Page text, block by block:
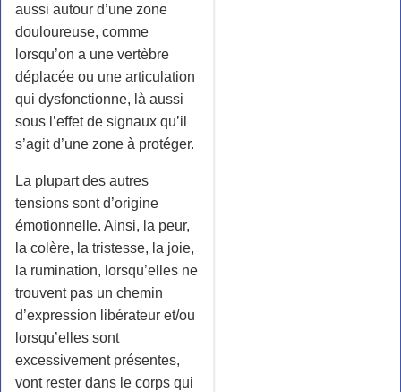
aussi autour d’une zone
douloureuse, comme
lorsqu’on a une vertèbre
déplacée ou une articulation
qui dysfonctionne, là aussi
sous l’effet de signaux qu’il
s’agit d’une zone à protéger.
La plupart des autres
tensions sont d’origine
émotionnelle. Ainsi, la peur,
la colère, la tristesse, la joie,
la rumination, lorsqu’elles ne
trouvent pas un chemin
d’expression libérateur et/ou
lorsqu’elles sont
excessivement présentes,
vont rester dans le corps qui